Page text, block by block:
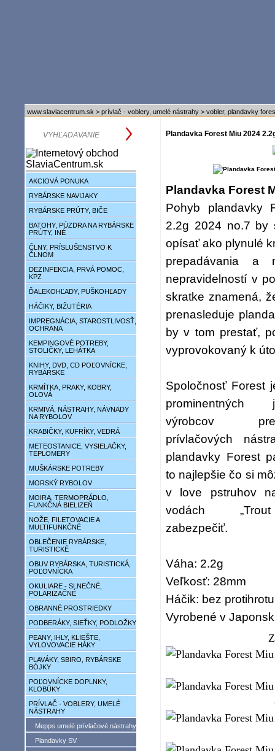
www.slaviacentrum.sk > prívlač - voblery, umelé nástrahy > vobler, plandavky
AKCIOVÁ PONUKA
RYBÁRSKE NAVIJAKY
RYBÁRSKE PRÚTY, BIČE
BATOHY, PÚZDRA NA RYBÁRSKE
PRÚTY, INÉ
ČLNY, PRÍSLUŠENSTVO K
ČLNOM
DEZINFEKCIA, PRVÁ POMOC,
KPZ
ĎALEKOHĽADY, PUŠKOHĽADY
HÁČIKY, BIŽUTÉRIA
IMPREGNÁCIA, STAROSTLIVOSŤ,
OCHRANA
KEMPINGOVÉ POTREBY,
STOLIČKY, LEHÁTKA
KNIHY, DVD, CD POĽOVNÍCKE,
RYBÁRSKE
KRMÍTKA, PRAKY, KOBRY,
OLOVÁ
KRMIVÁ, NÁSTRAHY, NÁVNADY
NA RYBOLOV
KRABIČKY, KUFRÍKY, VEDRÁ
METEOSTANICE, VYSIELAČKY,
TEPLOMERY
MUŠKÁRSKE POTREBY
MORSKÝ RYBOLOV
MOIRA, TERMOPRÁDLO,
FUNKČNÁ BIELIZEŇ
NOŽE, FILETOVACIE A
MULTIFUNKČNÉ
OBLEČENIE RYBÁRSKE,
TURISTICKÉ
OBUV RYBÁRSKA, TURISTICKÁ,
POĽOVNÍCKA
OKULIARE - SLNEČNÉ,
POLARIZAČNÉ
OBRANNÉ PROSTRIEDKY
PODBERÁKY, SIEŤKY, PODLOŽKY
PEANY, IHLY, KLIEŠTE,
VYLOVOVACIE HÁKY
PLAVÁKY, SBIRO, RYBÁRSKE
BÓJKY
POĽOVNÍCKE DOPLNKY,
KLOBÚKY
PRÍVLAČ - VOBLERY, UMELÉ
NÁSTRAHY
Mepps umelé prívlačové nástrahy
Plandavky SV
Plandavka Forest Miu 2024
Plandavka Forest
Pohyb plandavky
2.2g 2024 no.7 by
opísať ako plynulé
prepadávania a
nepravidelností v
skratke znamená,
prenasleduje
by v tom prestať,
vyprovokovaný k
Spoločnosť Forest
prominentných
výrobcov
prívlačových
plandavky Forest
to najlepšie čo si
v love pstruhov
vodách
zabezpečiť.
Váha: 2.2g
Veľkosť: 28mm
Háčik: bez protihrotu
Vyrobené v